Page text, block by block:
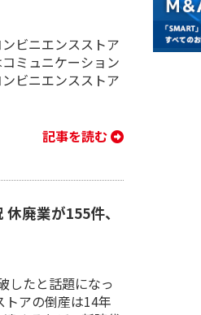
ビニエンスストア
ミュニケーション
ビニエンスストア
記事を読む
廃業が155件、
したと話題になっ
アの倒産は14年